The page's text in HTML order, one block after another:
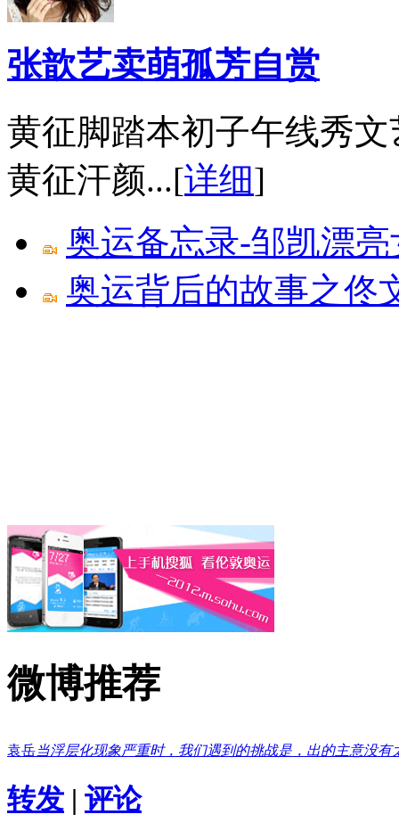
张歆艺卖萌孤芳自赏
黄征脚踏本初子午线秀
黄征汗颜...[详细]
奥运备忘录-邹凯漂
奥运背后的故事之佟
微博推荐
袁岳当浮层化现象严重时，我们遇到的挑战是，出的主意没
转发 | 评论